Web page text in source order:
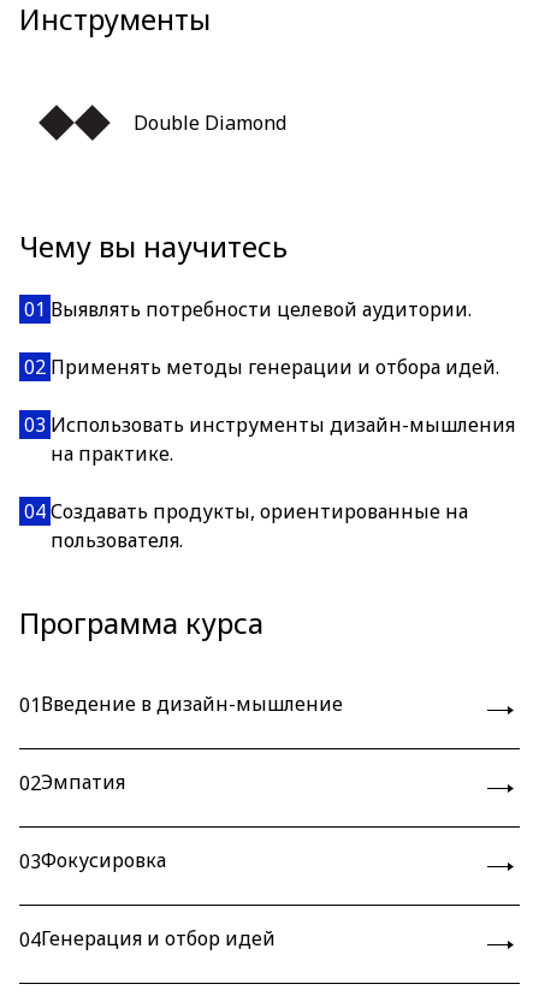
Инструменты
Double Diamond
Чему вы научитесь
01 Выявлять потребности целевой аудитории.
02 Применять методы генерации и отбора идей.
03 Использовать инструменты дизайн-мышления
на практике.
04Создавать продукты, ориентированные на
пользователя.
Программа курса
01Введение в дизайн-мышление
02Эмпатия
03Фокусировка
04Генерация и отбор идей